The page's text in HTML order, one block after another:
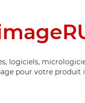
logiciels,
pour votre produit